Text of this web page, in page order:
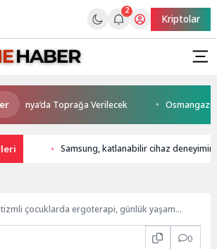
2
Kriptolar
Toprağa Verilecek Osmangazi’de
Samsung, katlanabilir cihaz
çocuklarda ergoterapi, günlük yaşam
0